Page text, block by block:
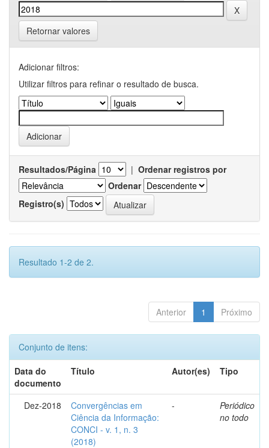
Retornar valores
Adicionar filtros:
Utilizar filtros para refinar o resultado de busca.
Resultados/Página | Ordenar registros por
Ordenar
Registro(s)
Resultado 1-2 de 2.
Anterior 1 Próximo
Conjunto de itens:
Data do
documento
Título Autor(es) Tipo
Dez-2018
Convergências em
Ciência da Informação:
CONCI - v. 1, n. 3
(2018)
-
Periódico
no todo